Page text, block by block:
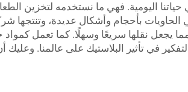
اليومية. فهي ما نستخدمه لتخزين
يجعل نقلها سريعًا وسهلًا. كما تعمل
في تأثير البلاستيك على عالمنا.